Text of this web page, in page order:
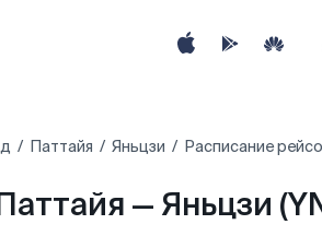
Паттайя Яньцзи Расписание
— Яньцзи